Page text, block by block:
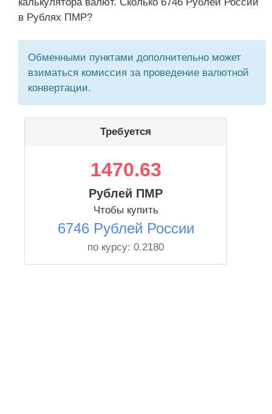
в Рублях ПМР?
Обменными пунктами дополнительно может
взиматься комиссия за проведение валютной
конвертации.
Требуется
1470.63
Рублей ПМР
Чтобы купить
6746 Рублей России
по курсу: 0.2180